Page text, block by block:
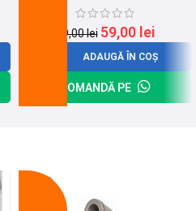
69,00lei 59,00 lei
ADAUGĂ ÎN COȘ
COMANDĂ PE